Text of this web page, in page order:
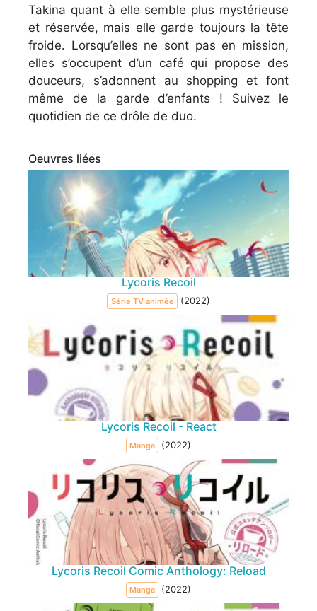
Takina quant à elle semble plus mystérieuse
et réservée, mais elle garde toujours la tête
froide. Lorsqu’elles ne sont pas en mission,
elles s’occupent d’un café qui propose des
douceurs, s’adonnent au shopping et font
même de la garde d’enfants ! Suivez le
quotidien de ce drôle de duo.
Oeuvres liées
Lycoris Recoil
Série TV animée (2022)
Lycoris Recoil - React
Manga (2022)
Lycoris Recoil Comic Anthology: Reload
Manga (2022)